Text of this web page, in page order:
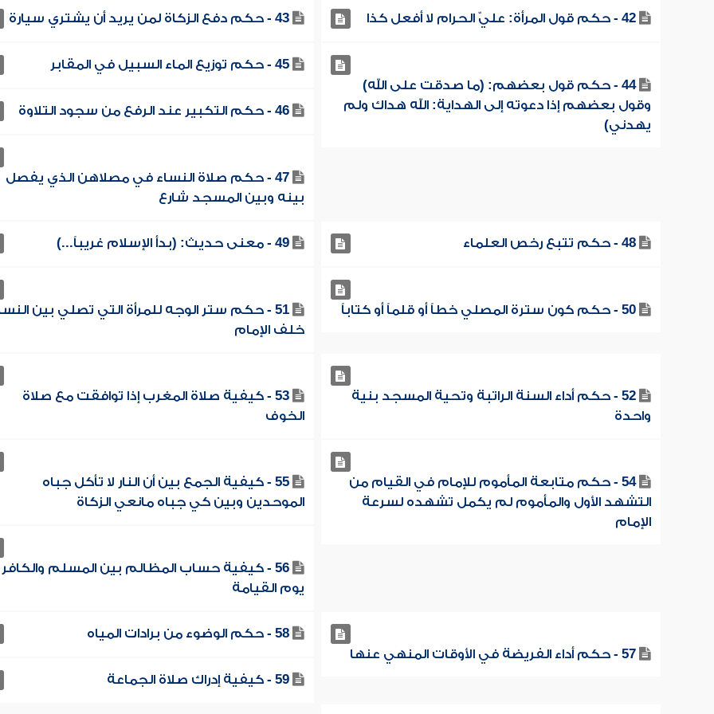
42 - حكم قول المرأة: عليّ الحرام لا أفعل كذا 43 - حكم دفع الزكاة لمن يريد أن يشتري سيارة
44 - حكم قول بعضهم: (ما صدقت على الله)
وقول بعضهم إذا دعوته إلى الهداية: الله هداك ولم
يهدني)
45 - حكم توزيع الماء السبيل في المقابر
46 - حكم التكبير عند الرفع من سجود التلاوة
47 - حكم صلاة النساء في مصلاهن الذي يفصل
بينه وبين المسجد شارع
48 - حكم تتبع رخص العلماء 49 - معنى حديث: (بدأ الإسلام غريباً...)
50 - حكم كون سترة المصلي خطاً أو قلماً أو كتاباً
51 - حكم ستر الوجه للمرأة التي تصلي بين
خلف الإمام
52 - حكم أداء السنة الراتبة وتحية المسجد بنية
واحدة
53 - كيفية صلاة المغرب إذا توافقت مع صلاة
الخوف
54 - حكم متابعة المأموم للإمام في القيام من
التشهد الأول والمأموم لم يكمل تشهده لسرعة
الإمام
55 - كيفية الجمع بين أن النار لا تأكل جباه
الموحدين وبين كي جباه مانعي الزكاة
56 - كيفية حساب المظالم بين المسلم والكافر
يوم القيامة
57 - حكم أداء الفريضة في الأوقات المنهي عنها
58 - حكم الوضوء من برادات المياه
59 - كيفية إدراك صلاة الجماعة